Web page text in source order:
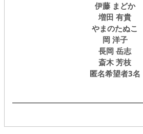
伊藤 まどか
増田 有貴
やまのたぬこ
岡 洋子
長岡 岳志
斎木 芳枝
匿名希望者3名